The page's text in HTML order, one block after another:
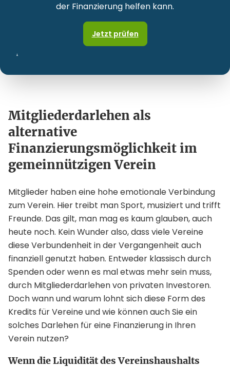
der Finanzierung helfen kann.
Jetzt prüfen
.
Mitgliederdarlehen als
alternative
Finanzierungsmöglichkeit im
gemeinnützigen Verein
Mitglieder haben eine hohe emotionale Verbindung
zum Verein. Hier treibt man Sport, musiziert und trifft
Freunde. Das gilt, man mag es kaum glauben, auch
heute noch. Kein Wunder also, dass viele Vereine
diese Verbundenheit in der Vergangenheit auch
finanziell genutzt haben. Entweder klassisch durch
Spenden oder wenn es mal etwas mehr sein muss,
durch Mitgliederdarlehen von privaten Investoren.
Doch wann und warum lohnt sich diese Form des
Kredits für Vereine und wie können auch Sie ein
solches Darlehen für eine Finanzierung in Ihren
Verein nutzen?
Wenn die Liquidität des Vereinshaushalts